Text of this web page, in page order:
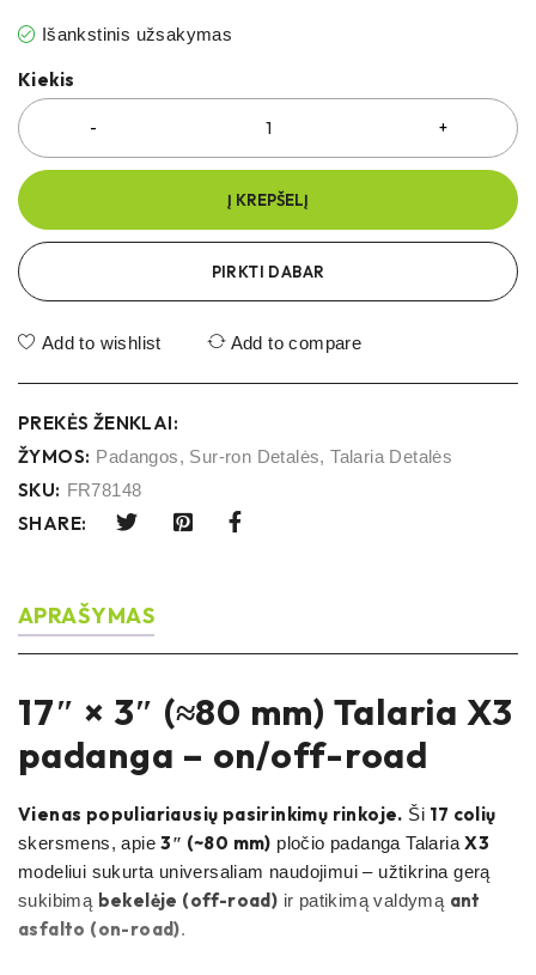
Išankstinis užsakymas
Kiekis
Į KREPŠELĮ
PIRKTI DABAR
Add to wishlist Add to compare
PREKĖS ŽENKLAI:
ŽYMOS: Padangos, Sur-ron Detalės,Talaria Detalės
SKU: FR78148
SHARE:
APRAŠYMAS
17″ × 3″ (≈80 mm) Talaria X3
padanga – on/off-road
Vienas populiariausių pasirinkimų rinkoje. Ši 17 colių
skersmens, apie3″ (~80 mm) pločio padanga TalariaX3
modeliui sukurta universaliam naudojimui – užtikrina gerą
sukibimą bekelėje (off-road) ir patikimą valdymą ant
asfalto (on-road).